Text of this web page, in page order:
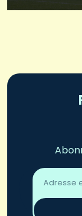
Adresse
email